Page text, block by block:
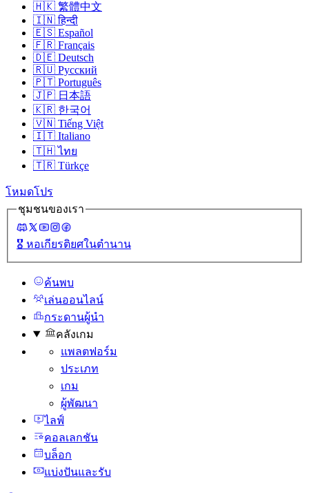
🇭🇰 繁體中文
🇮🇳 हिन्दी
🇪🇸 Español
🇫🇷 Français
🇩🇪 Deutsch
🇷🇺 Русский
🇵🇹 Português
🇯🇵 日本語
🇰🇷 한국어
🇻🇳 Tiếng Việt
🇮🇹 Italiano
🇹🇭 ไทย
🇹🇷 Türkçe
โหมดโปร
ชุมชนของเรา
🎖️ หอเกียรติยศในตํานาน
ค้นพบ
เล่นออนไลน์
กระดานผู้นํา
คลังเกม
แพลตฟอร์ม
ประเภท
เกม
ผู้พัฒนา
ไลฟ์
คอลเลกชัน
บล็อก
แบ่งปันและรับ